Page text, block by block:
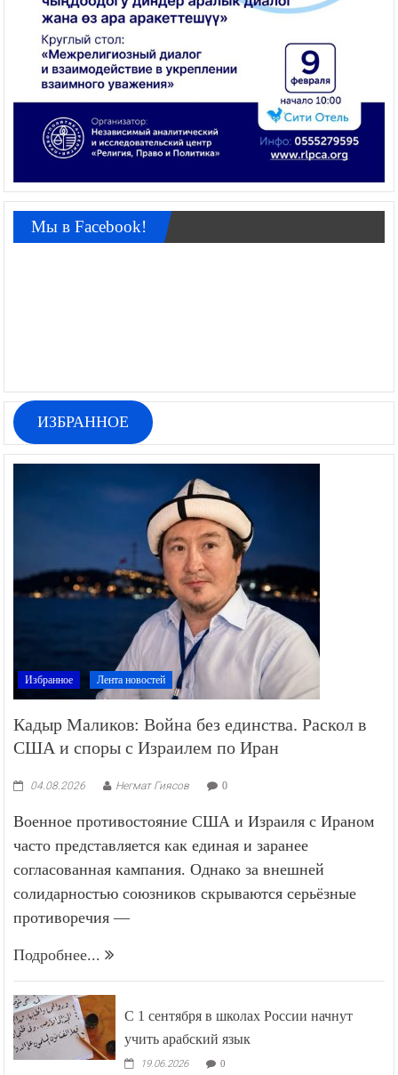
Мы в Facebook!
ИЗБРАННОЕ
Избранное Лента новостей
Кадыр Маликов: Война без единства. Раскол в
США и споры с Израилем по Иран
04.08.2026 Негмат Гиясов 0
Военное противостояние США и Израиля с Ираном
часто представляется как единая и заранее
согласованная кампания. Однако за внешней
солидарностью союзников скрываются серьёзные
противоречия —
Подробнее...
С 1 сентября в школах России начнут
учить арабский язык
19.06.2026 0